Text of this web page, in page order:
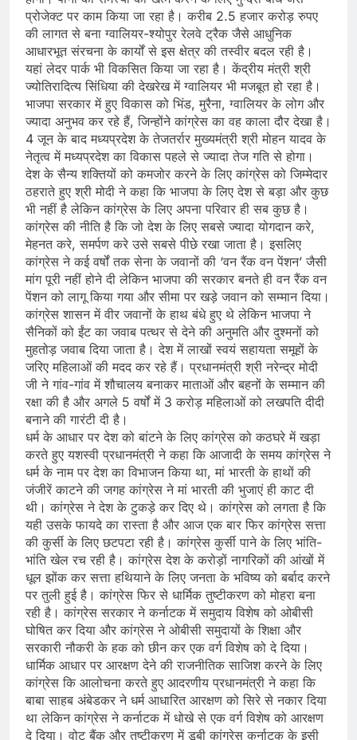
प्रोजेक्ट पर काम किया जा रहा है। करीब 2.5 हजार करोड़ रुपए
की लागत से बना ग्वालियर-श्योपुर रेलवे ट्रैक जैसे आधुनिक
आधारभूत संरचना के कार्यों से इस क्षेत्र की तस्वीर बदल रही है।
यहां लेदर पार्क भी विकसित किया जा रहा है। केंद्रीय मंत्री श्री
ज्योतिरादित्य सिंधिया की देखरेख में ग्वालियर भी मजबूत हो रहा है।
भाजपा सरकार में हुए विकास को भिंड, मुरैना, ग्वालियर के लोग और
ज्यादा अनुभव कर रहे हैं, जिन्होंने कांग्रेस का वह काला दौर देखा है।
4 जून के बाद मध्यप्रदेश के तेजतर्रार मुख्यमंत्री श्री मोहन यादव के
नेतृत्व में मध्यप्रदेश का विकास पहले से ज्यादा तेज गति से होगा।
देश के सैन्य शक्तियों को कमजोर करने के लिए कांग्रेस को जिम्मेदार
ठहराते हुए श्री मोदी ने कहा कि भाजपा के लिए देश से बड़ा और कुछ
भी नहीं है लेकिन कांग्रेस के लिए अपना परिवार ही सब कुछ है।
कांग्रेस की नीति है कि जो देश के लिए सबसे ज्यादा योगदान करे,
मेहनत करे, समर्पण करे उसे सबसे पीछे रखा जाता है। इसलिए
कांग्रेस ने कई वर्षों तक सेना के जवानों की ‘वन रैंक वन पेंशन’ जैसी
मांग पूरी नहीं होने दी लेकिन भाजपा की सरकार बनते ही वन रैंक वन
पेंशन को लागू किया गया और सीमा पर खड़े जवान को सम्मान दिया।
कांग्रेस शासन में वीर जवानों के हाथ बंधे हुए थे लेकिन भाजपा ने
सैनिकों को ईंट का जवाब पत्थर से देने की अनुमति और दुश्मनों को
मुहतोड़ जवाब दिया जाता है। देश में लाखों स्वयं सहायता समूहों के
जरिए महिलाओं की मदद कर रहे हैं। प्रधानमंत्री श्री नरेन्द्र मोदी
जी ने गांव-गांव में शौचालय बनाकर माताओं और बहनों के सम्मान की
रक्षा की है और अगले 5 वर्षों में 3 करोड़ महिलाओं को लखपति दीदी
बनाने की गारंटी दी है।
धर्म के आधार पर देश को बांटने के लिए कांग्रेस को कठघरे में खड़ा
करते हुए यशस्वी प्रधानमंत्री ने कहा कि आजादी के समय कांग्रेस ने
धर्म के नाम पर देश का विभाजन किया था, मां भारती के हाथों की
जंजीरें काटने की जगह कांग्रेस ने मां भारती की भुजाएं ही काट दी
थी। कांग्रेस ने देश के टुकड़े कर दिए थे। कांग्रेस को लगता है कि
यही उसके फायदे का रास्ता है और आज एक बार फिर कांग्रेस सत्ता
की कुर्सी के लिए छटपटा रही है। कांग्रेस कुर्सी पाने के लिए भांति-
भांति खेल रच रही है। कांग्रेस देश के करोड़ों नागरिकों की आंखों में
धूल झोंक कर सत्ता हथियाने के लिए जनता के भविष्य को बर्बाद करने
पर तुली हुई है। कांग्रेस फिर से धार्मिक तुष्टीकरण को मोहरा बना
रही है। कांग्रेस सरकार ने कर्नाटक में समुदाय विशेष को ओबीसी
घोषित कर दिया और कांग्रेस ने ओबीसी समुदायों के शिक्षा और
सरकारी नौकरी के हक को छीन कर एक वर्ग विशेष को दे दिया।
धार्मिक आधार पर आरक्षण देने की राजनीतिक साजिश करने के लिए
कांग्रेस कि आलोचना करते हुए आदरणीय प्रधानमंत्री ने कहा कि
बाबा साहब अंबेडकर ने धर्म आधारित आरक्षण को सिरे से नकार दिया
था लेकिन कांग्रेस ने कर्नाटक में धोखे से एक वर्ग विशेष को आरक्षण
दे दिया। वोट बैंक और तुष्टीकरण में डूबी कांग्रेस कर्नाटक के इसी